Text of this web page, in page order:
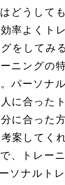
どうして
率よくト
をしてみ
ニングの
パーソナ
に合った
に合った
案してく
、トレー
ソナルト